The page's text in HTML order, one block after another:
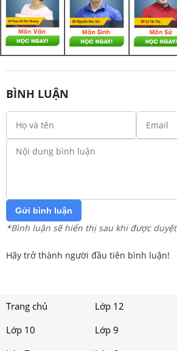
BÌNH LUẬN
Gửi bình luận
*Bình luận sẽ hiển thị sau khi được duyệt
Hãy trở thành người đầu tiên bình luận!
Trang chủ Lớp 12
Lớp 10
Lớp 9